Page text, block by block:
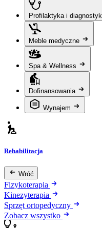
Profilaktyka i
Meble medyczne
Spa & Wellness
Dofinansowania
Wynajem
Rehabilitacja
Wróć
Fizykoterapia
Kinezyterapia
Sprzęt ortopedyczny
Zobacz wszystko